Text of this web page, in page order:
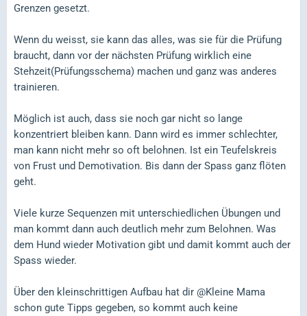
Grenzen gesetzt.
Wenn du weisst, sie kann das alles, was sie für die Prüfung
braucht, dann vor der nächsten Prüfung wirklich eine
Stehzeit(Prüfungsschema) machen und ganz was anderes
trainieren.
Möglich ist auch, dass sie noch gar nicht so lange
konzentriert bleiben kann. Dann wird es immer schlechter,
man kann nicht mehr so oft belohnen. Ist ein Teufelskreis
von Frust und Demotivation. Bis dann der Spass ganz flöten
geht.
Viele kurze Sequenzen mit unterschiedlichen Übungen und
man kommt dann auch deutlich mehr zum Belohnen. Was
dem Hund wieder Motivation gibt und damit kommt auch der
Spass wieder.
Über den kleinschrittigen Aufbau hat dir @Kleine Mama
schon gute Tipps gegeben, so kommt auch keine